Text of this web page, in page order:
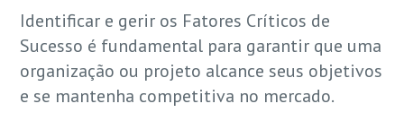
Identificar e gerir os Fatores Críticos de
Sucesso é fundamental para garantir que uma
organização ou projeto alcance seus objetivos
e se mantenha competitiva no mercado.